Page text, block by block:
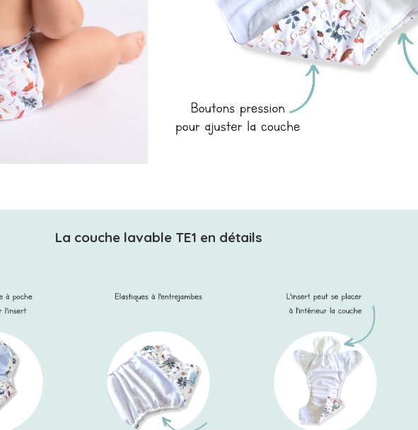
La couche lavable TE1 en détails